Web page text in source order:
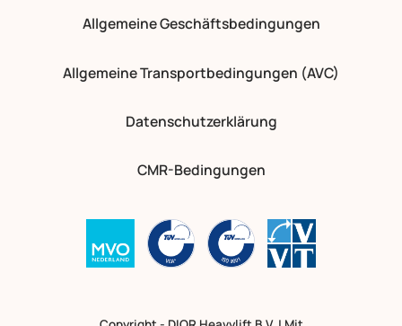
Allgemeine Geschäftsbedingungen
Allgemeine Transportbedingungen (AVC)
Datenschutzerklärung
CMR-Bedingungen